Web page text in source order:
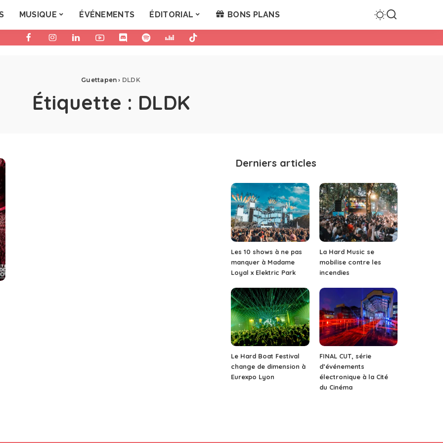
MUSIQUE ÉVÉNEMENTS ÉDITORIAL BONS PLANS
Guettapen › DLDK
Étiquette : DLDK
Derniers articles
Les 10 shows à ne pas
manquer à Madame
Loyal x Elektric Park
La Hard Music se
mobilise contre les
incendies
Le Hard Boat Festival
change de dimension à
Eurexpo Lyon
FINAL CUT, série
d’événements
électronique à la Cité
du Cinéma